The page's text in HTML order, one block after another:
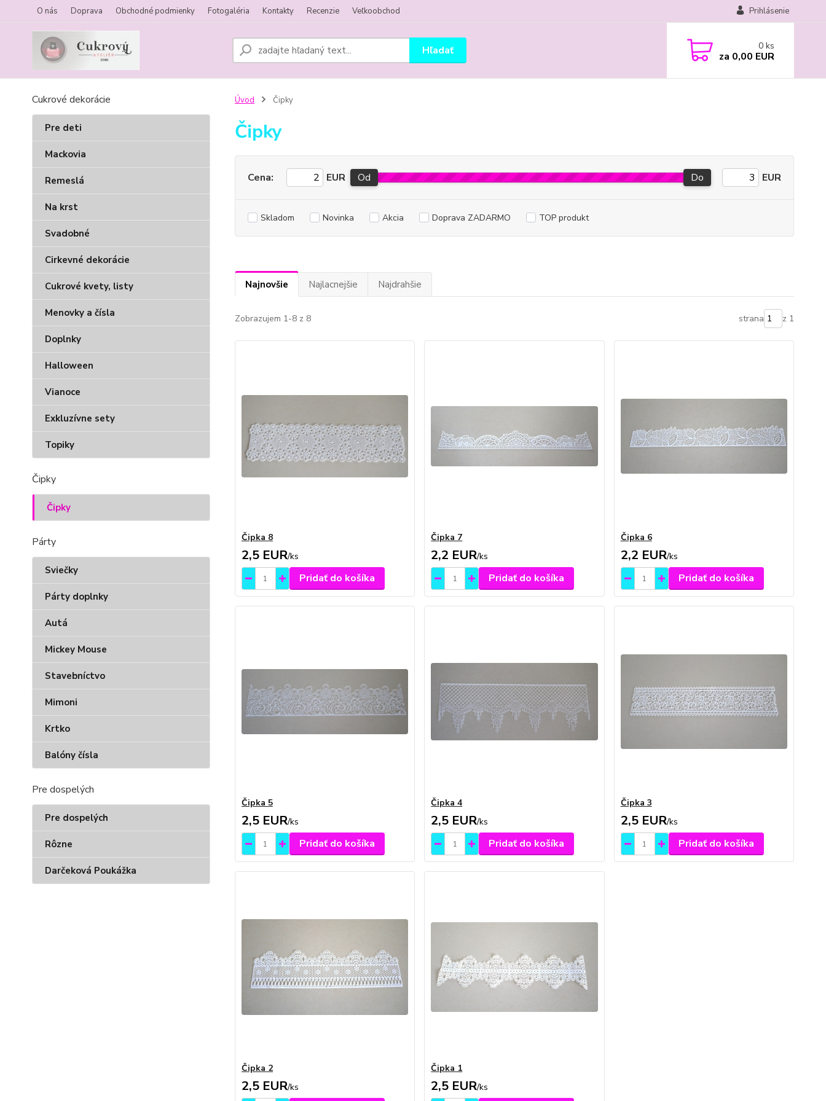
O nás Doprava Obchodné podmienky Fotogaléria Kontakty Recenzie Veľkoobchod Prihlásenie
Hľadať 0 ks
za 0,00 EUR
Cukrové dekorácie
Pre deti
Mackovia
Remeslá
Na krst
Svadobné
Cirkevné dekorácie
Cukrové kvety, listy
Menovky a čísla
Doplnky
Halloween
Vianoce
Exkluzívne sety
Topiky
Čipky
Čipky
Párty
Sviečky
Párty doplnky
Autá
Mickey Mouse
Stavebníctvo
Mimoni
Krtko
Balóny čísla
Pre dospelých
Pre dospelých
Rôzne
Darčeková Poukážka
Úvod Čipky
Čipky
Cena: EUR Od Do EUR
Skladom Novinka Akcia Doprava ZADARMO TOP produkt
Najnovšie Najlacnejšie Najdrahšie
Zobrazujem 1-8 z 8 strana z 1
Čipka 8
2,5 EUR/ks
Pridať do košíka
Čipka 7
2,2 EUR/ks
Pridať do košíka
Čipka 6
2,2 EUR/ks
Pridať do košíka
Čipka 5
2,5 EUR/ks
Pridať do košíka
Čipka 4
2,5 EUR/ks
Pridať do košíka
Čipka 3
2,5 EUR/ks
Pridať do košíka
Čipka 2
2,5 EUR/ks
Čipka 1
2,5 EUR/ks